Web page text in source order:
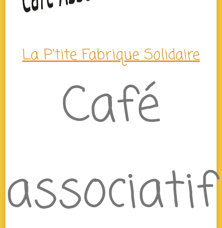
La P'tite Fabrique Solidaire
Café
associatif